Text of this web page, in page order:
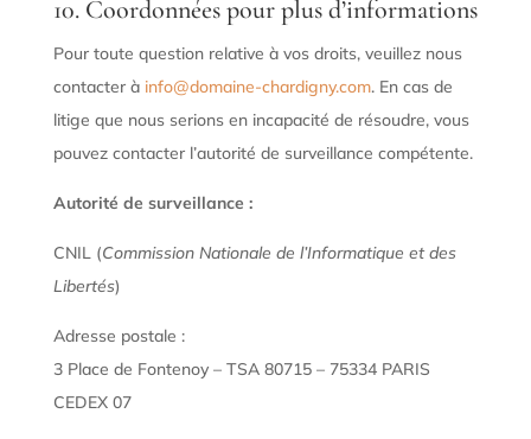
10. Coordonnées pour plus d’informations
Pour toute question relative à vos droits, veuillez nous
contacter à info@domaine-chardigny.com. En cas de
litige que nous serions en incapacité de résoudre, vous
pouvez contacter l’autorité de surveillance compétente.
Autorité de surveillance :
CNIL (Commission Nationale de l’Informatique et des
Libertés)
Adresse postale :
3 Place de Fontenoy – TSA 80715 – 75334 PARIS
CEDEX 07